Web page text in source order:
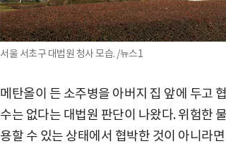
서울 서초구 대법원 청사 모습. /뉴스1
메탄올이 든 소주병을 아버지 집 앞에 두고
수는 없다는 대법원 판단이 나왔다. 위험한
용할 수 있는 상태에서 협박한 것이 아니라